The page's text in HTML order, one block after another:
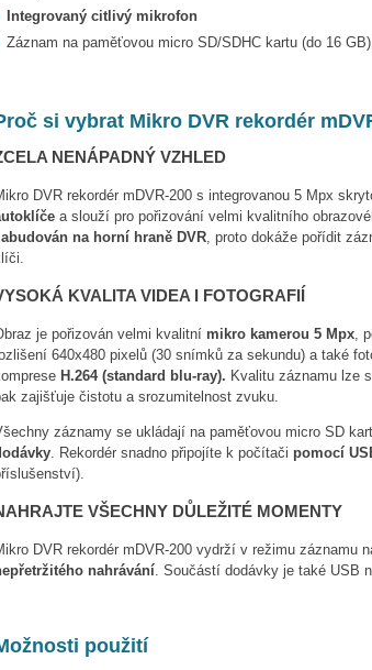
Integrovaný citlivý mikrofon
Záznam na paměťovou micro SD/SDHC kartu (do 16
si vybrat Mikro DVR rekordér
NENÁPADNÝ VZHLED
DVR rekordér mDVR-200 s integrovanou 5 Mpx
a slouží pro pořizování velmi kvalitního
na horní hraně DVR, proto dokáže pořídit
KVALITA VIDEA I FOTOGRAFIÍ
je pořizován velmi kvalitní mikro kamerou 5 Mpx,
640x480 pixelů (30 snímků za sekundu) a také
H.264 (standard blu-ray). Kvalitu záznamu lze
zajišťuje čistotu a srozumitelnost zvuku.
záznamy se ukládají na paměťovou micro SD
. Rekordér snadno připojíte k počítači pomocí
VŠECHNY DŮLEŽITÉ MOMENTY
DVR rekordér mDVR-200 vydrží v režimu záznamu
nahrávání. Součástí dodávky je také USB
použití